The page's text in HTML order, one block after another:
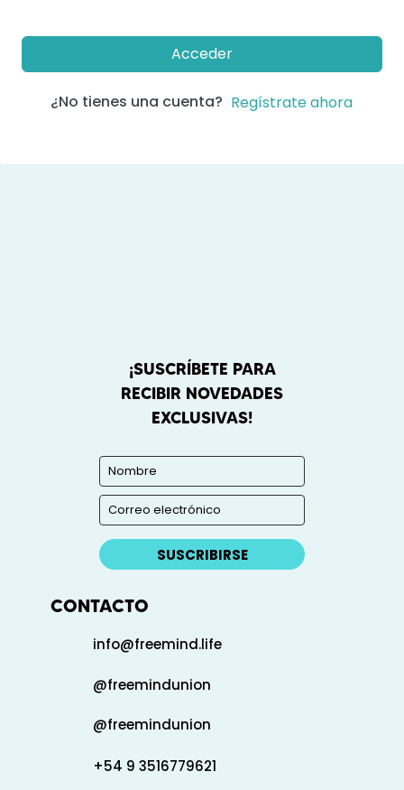
Acceder
¿No tienes una cuenta? Regístrate ahora
¡SUSCRÍBETE PARA
RECIBIR NOVEDADES
EXCLUSIVAS!
SUSCRIBIRSE
CONTACTO
info@freemind.life
@freemindunion
@freemindunion
+54 9 3516779621